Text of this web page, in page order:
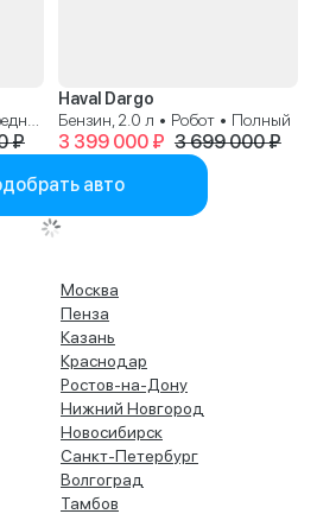
₽
Haval Dargo
Бензин, 2.0 л • Робот • Полный
3 399 000 ₽ 3 699 000 ₽
авто
Москва
Пенза
Казань
Краснодар
Ростов-на-Дону
Нижний Новгород
Новосибирск
Санкт-Петербург
Волгоград
Тамбов